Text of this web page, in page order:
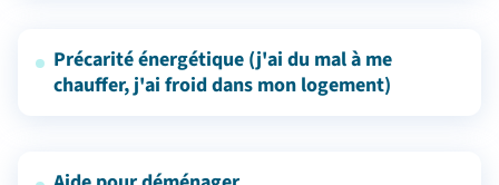
Précarité énergétique (j'ai du mal à me
chauffer, j'ai froid dans mon logement)